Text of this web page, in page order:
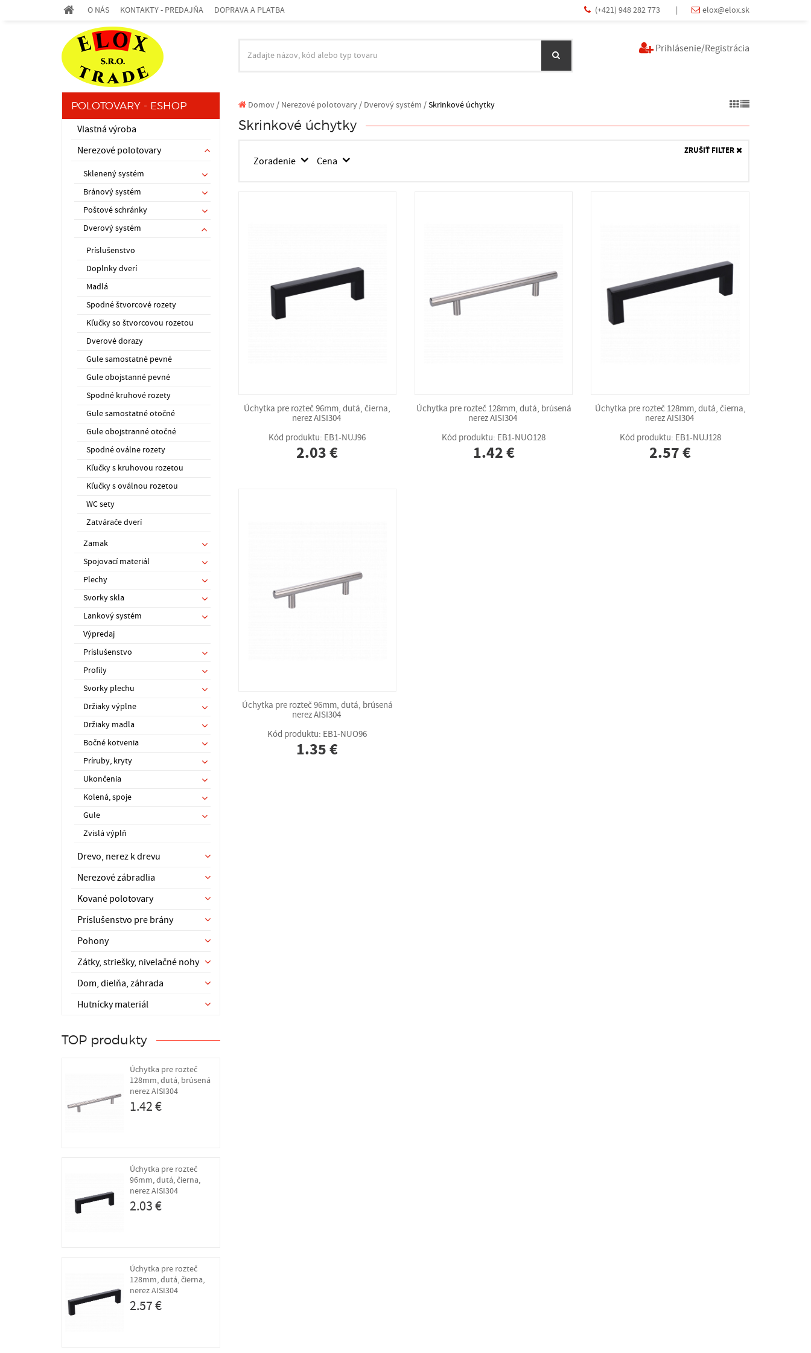
(+421) 948 282 773 | elox@elox.sk
O NÁS KONTAKTY - PREDAJŇA DOPRAVA A PLATBA
Prihlásenie/Registrácia
POLOTOVARY - ESHOP
Vlastná výroba
Nerezové polotovary
Sklenený systém
Bránový systém
Poštové schránky
Dverový systém
Príslušenstvo
Doplnky dverí
Madlá
Spodné štvorcové rozety
Kľučky so štvorcovou rozetou
Dverové dorazy
Gule samostatné pevné
Gule obojstanné pevné
Spodné kruhové rozety
Gule samostatné otočné
Gule obojstranné otočné
Spodné oválne rozety
Kľučky s kruhovou rozetou
Kľučky s oválnou rozetou
WC sety
Zatvárače dverí
Zamak
Spojovací materiál
Plechy
Svorky skla
Lankový systém
Výpredaj
Príslušenstvo
Profily
Svorky plechu
Držiaky výplne
Držiaky madla
Bočné kotvenia
Príruby, kryty
Ukončenia
Kolená, spoje
Gule
Zvislá výplň
Drevo, nerez k drevu
Nerezové zábradlia
Kované polotovary
Príslušenstvo pre brány
Pohony
Zátky, striešky, nivelačné nohy
Dom, dielňa, záhrada
Hutnícky materiál
TOP produkty
Úchytka pre rozteč
128mm, dutá, brúsená
nerez AISI304
1.42 €
Úchytka pre rozteč
96mm, dutá, čierna,
nerez AISI304
2.03 €
Úchytka pre rozteč
128mm, dutá, čierna,
nerez AISI304
2.57 €
Domov/ Nerezové polotovary / Dverový systém /Skrinkové úchytky
Skrinkové úchytky
Zoradenie Cena
ZRUŠIŤ FILTER
Úchytka pre rozteč 96mm, dutá, čierna,
nerez AISI304
Kód produktu: EB1-NUJ96
2.03 €
Úchytka pre rozteč 128mm, dutá, brúsená
nerez AISI304
Kód produktu: EB1-NUO128
1.42 €
Úchytka pre rozteč 128mm, dutá, čierna,
nerez AISI304
Kód produktu: EB1-NUJ128
2.57 €
Úchytka pre rozteč 96mm, dutá, brúsená
nerez AISI304
Kód produktu: EB1-NUO96
1.35 €